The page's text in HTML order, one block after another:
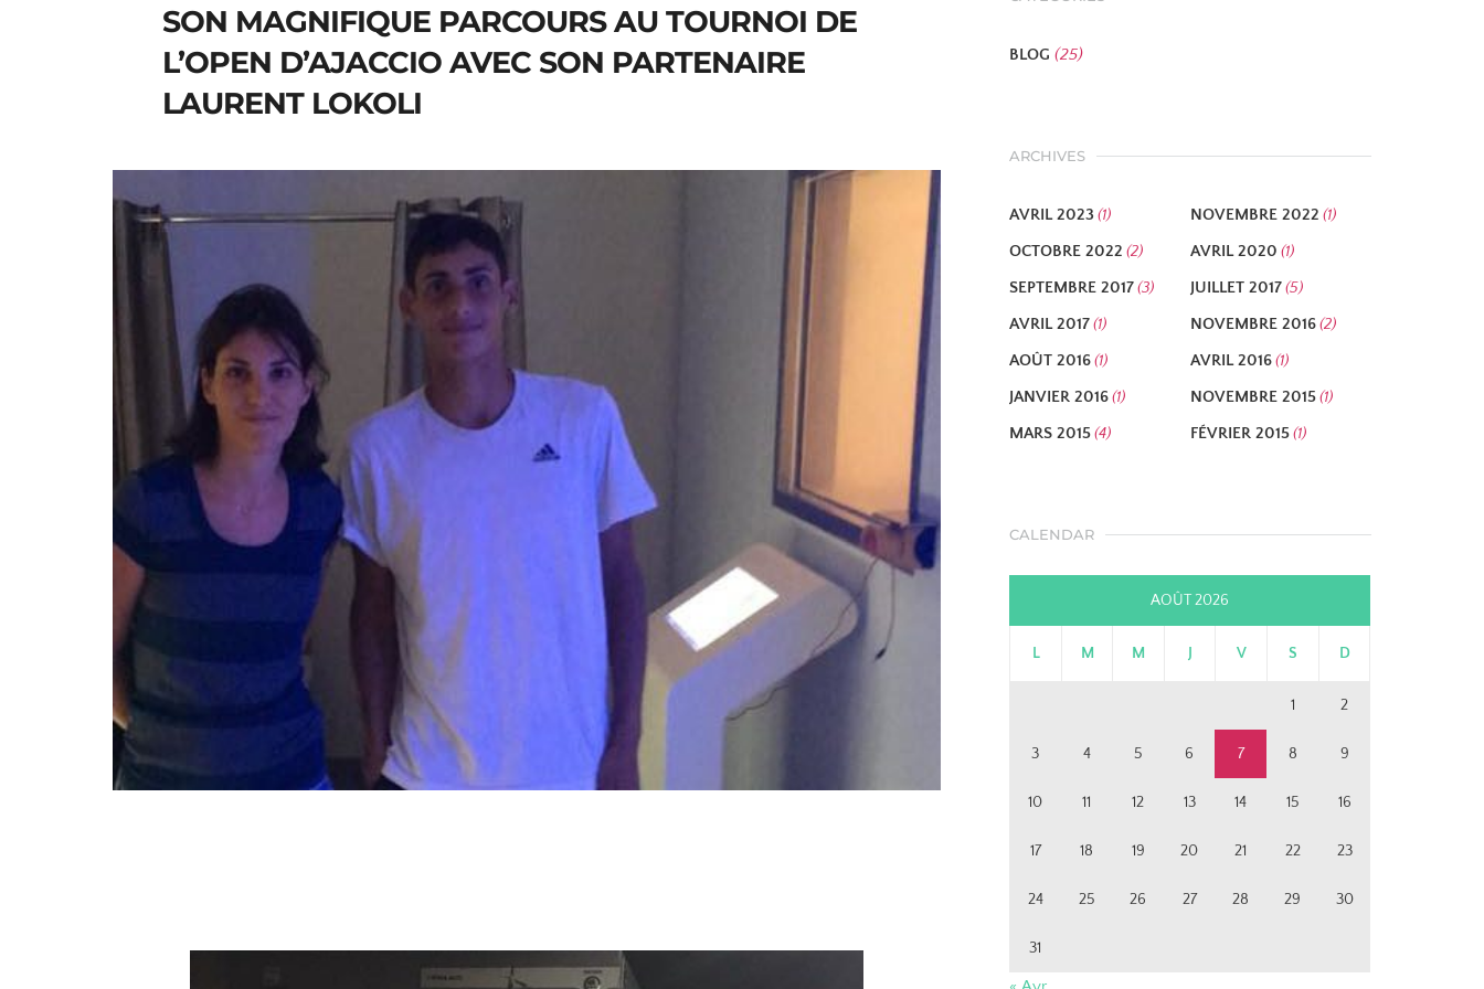
SON MAGNIFIQUE PARCOURS AU TOURNOI DE
L’OPEN D’AJACCIO AVEC SON PARTENAIRE
LAURENT LOKOLI
BLOG (25)
ARCHIVES
AVRIL 2023(1) NOVEMBRE 2022 (1)
OCTOBRE 2022 (2) AVRIL 2020 (1)
SEPTEMBRE 2017(3) JUILLET 2017(5)
AVRIL 2017(1) NOVEMBRE 2016(2)
AOÛT 2016(1) AVRIL 2016(1)
JANVIER 2016(1) NOVEMBRE 2015(1)
MARS 2015(4) FÉVRIER 2015(1)
CALENDAR
AOÛT 2026
L M M J V S D
1 2
3 4 5 6 7 8 9
10 11 12 13 14 15 16
17 18 19 20 21 22 23
24 25 26 27 28 29 30
31